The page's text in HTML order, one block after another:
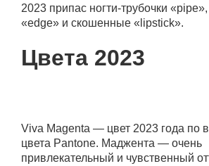
2023 припас ногти-трубочки
«edge» и скошенные «lipstick».
Цвета 2023
Viva Magenta — цвет 2023 года по
цвета Pantone. Маджента — очень
привлекательный и чувственный